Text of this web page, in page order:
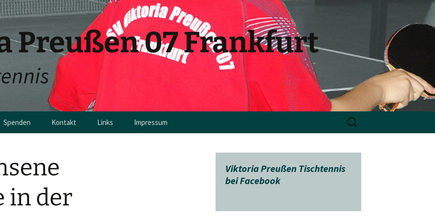
Preußen 07 Frankfurt
Spenden Kontakt Links Impressum
Suchen
nach:
in der
Viktoria Preußen Tischtennis
bei Facebook